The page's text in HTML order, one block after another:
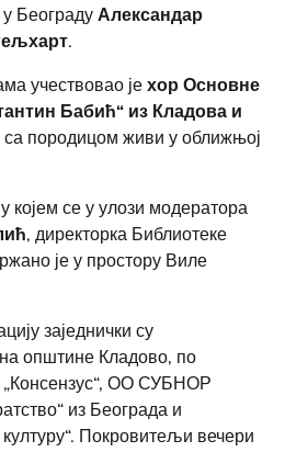
Београду Александар
љхарт.
учествовао је хор Основне
Бабић“ из Кладова и
са породицом живи у оближњој
се у улози модератора
, директорка Библиотеке
је у простору Виле
заједнички су
општине Кладово, по
„Консензус“, ОО СУБНОР
из Београда и
Покровитељи вечери